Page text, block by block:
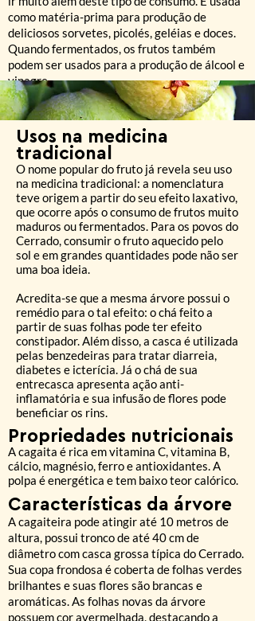
como matéria-prima para produção de
deliciosos sorvetes, picolés, geléias e doces.
Quando fermentados, os frutos também
podem ser usados para a produção de álcool e
vinagre.
Usos na medicina
tradicional
O nome popular do fruto já revela seu uso
na medicina tradicional: a nomenclatura
teve origem a partir do seu efeito laxativo,
que ocorre após o consumo de frutos muito
maduros ou fermentados. Para os povos do
Cerrado, consumir o fruto aquecido pelo
sol e em grandes quantidades pode não ser
uma boa ideia.
Acredita-se que a mesma árvore possui o
remédio para o tal efeito: o chá feito a
partir de suas folhas pode ter efeito
constipador. Além disso, a casca é utilizada
pelas benzedeiras para tratar diarreia,
diabetes e icterícia. Já o chá de sua
entrecasca apresenta ação anti-
inflamatória e sua infusão de flores pode
beneficiar os rins.
Propriedades nutricionais
A cagaita é rica em vitamina C, vitamina B,
cálcio, magnésio, ferro e antioxidantes. A
polpa é energética e tem baixo teor calórico.
Características da árvore
A cagaiteira pode atingir até 10 metros de
altura, possui tronco de até 40 cm de
diâmetro com casca grossa típica do Cerrado.
Sua copa frondosa é coberta de folhas verdes
brilhantes e suas flores são brancas e
aromáticas. As folhas novas da árvore
possuem cor avermelhada, destacando a